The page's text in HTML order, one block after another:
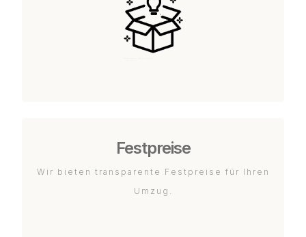
Festpreise
Wir bieten transparente Festpreise für Ihren
Umzug.